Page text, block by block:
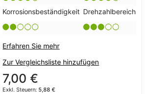
Korrosionsbeständigkeit Drehzahlbereich
Erfahren Sie mehr
Zur Vergleichsliste hinzufügen
7,00 €
5,88 €